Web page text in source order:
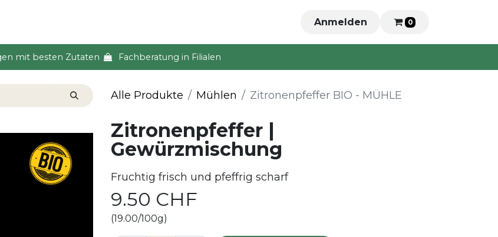
Anmelden 0
mit besten Zutaten Fachberatung in Filialen
Alle Produkte Mühlen Zitronenpfeffer BIO - MÜHLE
Zitronenpfeffer |
Gewürzmischung
Fruchtig frisch und pfeffrig scharf
9.50 CHF
(19.00/100g)